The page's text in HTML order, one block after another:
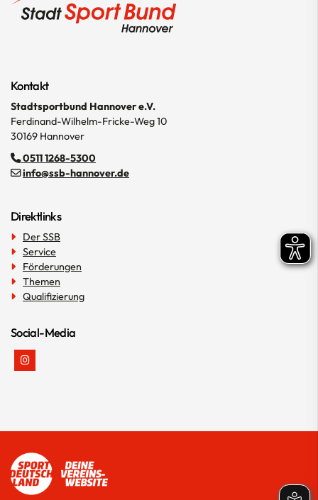
Kontakt
Stadtsportbund Hannover e.V.
Ferdinand-Wilhelm-Fricke-Weg 10
30169 Hannover
0511 1268-5300
info@ssb-hannover.de
Direktlinks
Der SSB
Service
Förderungen
Themen
Qualifizierung
Social-Media